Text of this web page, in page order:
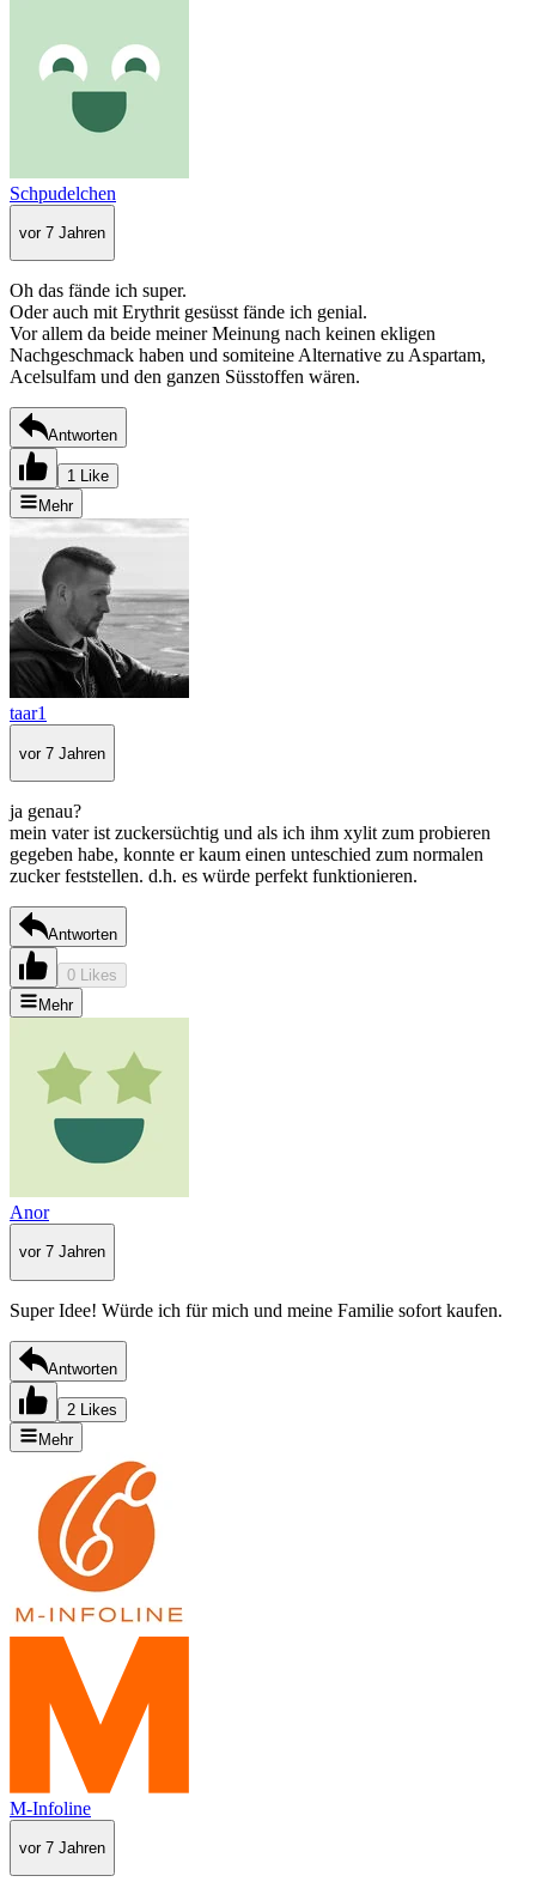
Schpudelchen
vor 7 Jahren
Oh das fände ich super.
Oder auch mit Erythrit gesüsst fände ich genial.
Vor allem da beide meiner Meinung nach keinen ekligen
Nachgeschmack haben und somiteine Alternative zu Aspartam,
Acelsulfam und den ganzen Süsstoffen wären.
Antworten
1 Like
Mehr
taar1
vor 7 Jahren
ja genau?
mein vater ist zuckersüchtig und als ich ihm xylit zum probieren
gegeben habe, konnte er kaum einen unteschied zum normalen
zucker feststellen. d.h. es würde perfekt funktionieren.
Antworten
0 Likes
Mehr
Anor
vor 7 Jahren
Super Idee! Würde ich für mich und meine Familie sofort kaufen.
Antworten
2 Likes
Mehr
M-Infoline
vor 7 Jahren